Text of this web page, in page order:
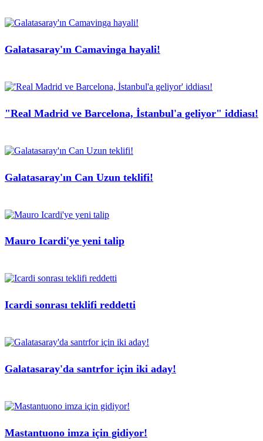
Galatasaray'ın Camavinga hayali!
"Real Madrid ve Barcelona, İstanbul'a geliyor" iddiası!
Galatasaray'ın Can Uzun teklifi!
Mauro Icardi'ye yeni talip
Icardi sonrası teklifi reddetti
Galatasaray'da santrfor için iki aday!
Mastantuono imza için gidiyor!